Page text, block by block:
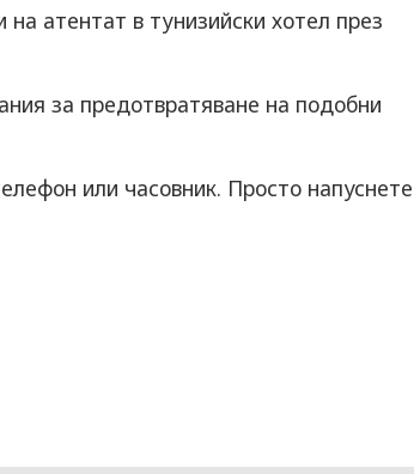
атентат в тунизийски хотел през
за предотвратяване на подобни
или часовник. Просто напуснете